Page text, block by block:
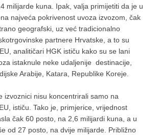
milijarde kuna. Ipak, valja primijetiti da je u
najveća pokrivenost uvoza izvozom, čak
geografski, uz već tradicionalno
partnere Hrvatske, a to su
analitičari HGK ističu kako su se lani
istaknule neke udaljenije destinacije,
Arabije, Katara, Republike Koreje.
izvoznici nisu koncentrirali samo na
ističu. Tako je, primjerice, vrijednost
čak 60 posto, na 2,6 milijardi kuna, a u
od 27 posto, na dvije milijarde. Približno